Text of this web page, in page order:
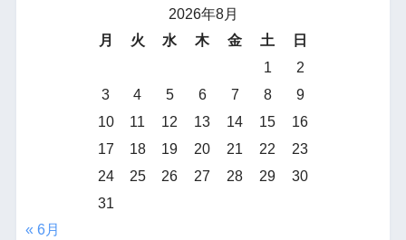
2026年8月
月
火 水 木 金 土
日
1
2
3
4 5 6 7 8
9
10
11 12 13 14 15
16
17
18 19 20 21 22
23
24
25 26 27 28 29
30
31
« 6月